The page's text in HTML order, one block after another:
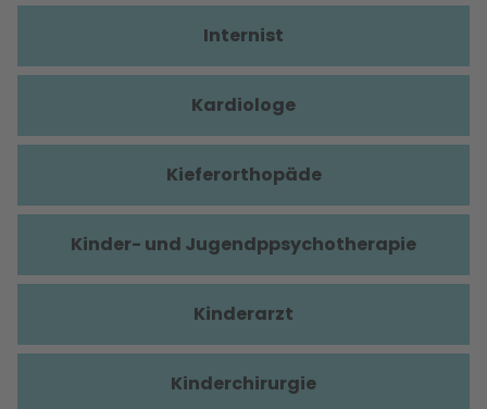
Internist
Kardiologe
Kieferorthopäde
Kinder- und Jugendppsychotherapie
Kinderarzt
Kinderchirurgie